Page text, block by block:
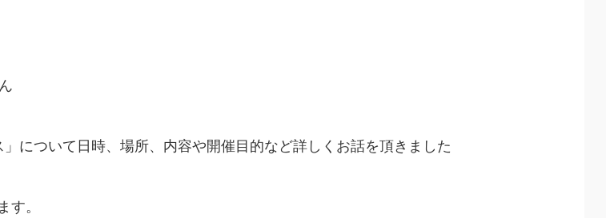
について日時、場所、内容や開催目的など詳しくお話を頂きました
す。